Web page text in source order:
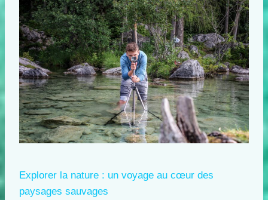
Explorer la nature : un voyage au cœur des
paysages sauvages